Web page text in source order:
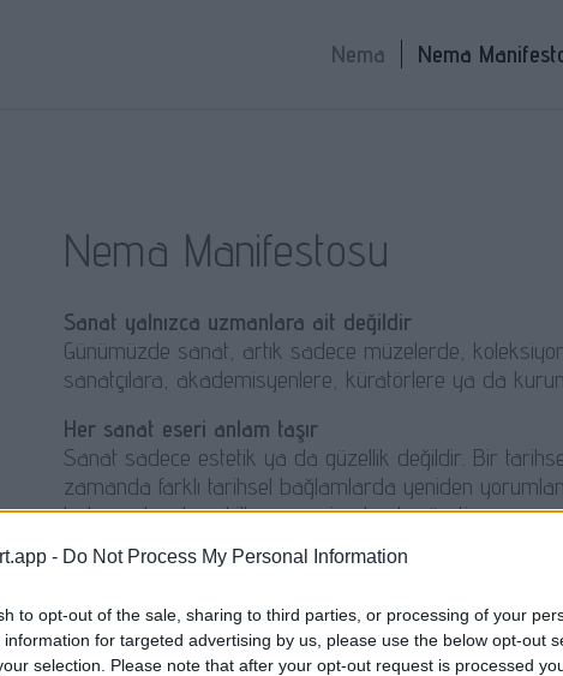
- Do Not Process My Personal Information
to opt-out of the sale, sharing to third parties, or processing of your
information for targeted advertising by us, please use the below opt-out
selection. Please note that after your opt-out request is processed
Nema Nema
Nema Manifestosu
Sanat yalnızca uzmanlara ait değildir
Günümüzde sanat, artık sadece müzelerde,
sanatçılara, akademisyenlere, küratörlere ya da
Her sanat eseri anlam taşır
Sanat sadece estetik ya da güzellik değildir. Bir
zamanda farklı tarihsel bağlamlarda yeniden
bakış açılarıyla şekillenen yeni anlamlar üretir.
Nema, sanatla diyaloğa davet eder
, izleyici ile sanat eseri arasında bir diyalog
teşvik etmeyi ve sanatla kişisel bir bağ kurmayı
başka bir yol önerir: yaşanmış deneyim, açık uçlu